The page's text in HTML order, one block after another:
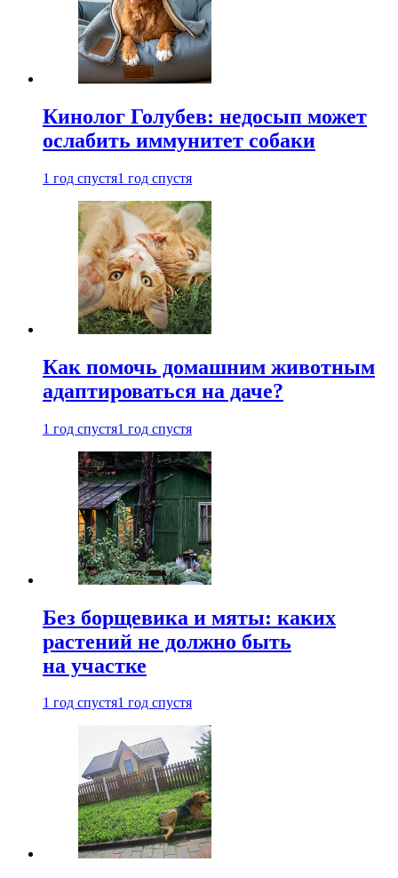
Кинолог Голубев: недосып может
ослабить иммунитет собаки
1 год спустя1 год спустя
Как помочь домашним животным
адаптироваться на даче?
1 год спустя1 год спустя
Без борщевика и мяты: каких
растений не должно быть
на участке
1 год спустя1 год спустя